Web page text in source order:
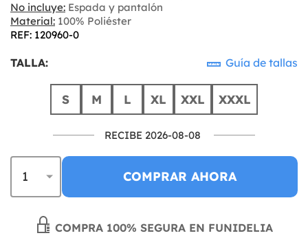
No incluye: Espada y pantalón
Material: 100% Poliéster
REF: 120960-0
TALLA: Guía de tallas
S M L XL XXL XXXL
RECIBE 2026-08-08
COMPRAR AHORA
COMPRA 100% SEGURA EN FUNIDELIA